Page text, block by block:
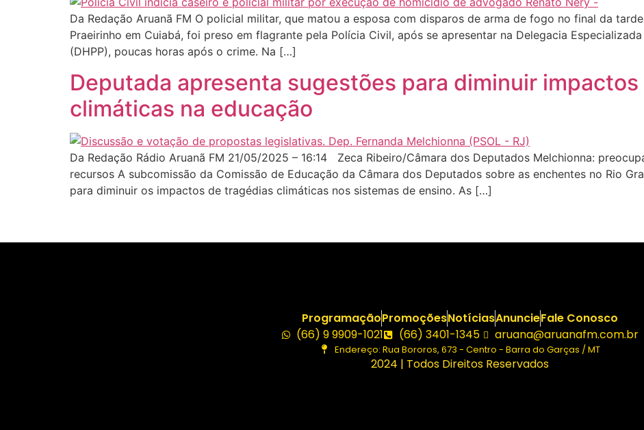
Da Redação Aruanã FM O policial militar, que matou a esposa com disparos de arma de fogo no final da
Praeirinho em Cuiabá, foi preso em flagrante pela Polícia Civil, após se apresentar na Delegacia
(DHPP), poucas horas após o crime. Na […]
Deputada apresenta sugestões para diminuir
climáticas na educação
Da Redação Rádio Aruanã FM 21/05/2025 – 16:14 Zeca Ribeiro/Câmara dos Deputados Melchionna:
recursos A subcomissão da Comissão de Educação da Câmara dos Deputados sobre as enchentes no Rio
para diminuir os impactos de tragédias climáticas nos sistemas de ensino. As […]
ProgramaçãoPromoçõesNotíciasAnuncieFale Conosco
(66) 9 9909-1021
(66) 3401-1345 aruana@aruanafm.com.br
Endereço: Rua Bororos, 673 - Centro - Barra do Garças / MT
2024 | Todos Direitos Reservados